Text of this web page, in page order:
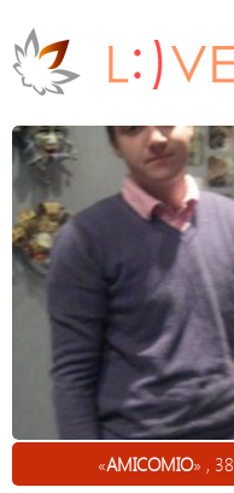
«AMICOMIO» , 38